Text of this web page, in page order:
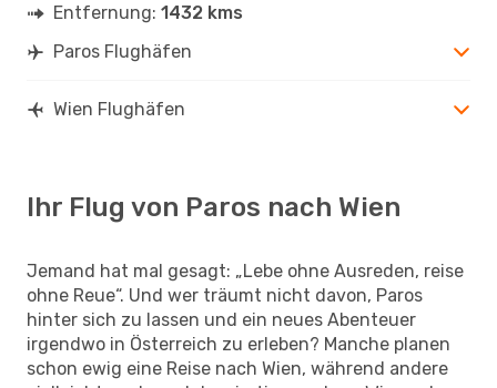
Entfernung: 1432 kms
Paros Flughäfen
Wien Flughäfen
Ihr Flug von Paros nach Wien
Jemand hat mal gesagt: „Lebe ohne Ausreden, reise
ohne Reue“. Und wer träumt nicht davon, Paros
hinter sich zu lassen und ein neues Abenteuer
irgendwo in Österreich zu erleben? Manche planen
schon ewig eine Reise nach Wien, während andere